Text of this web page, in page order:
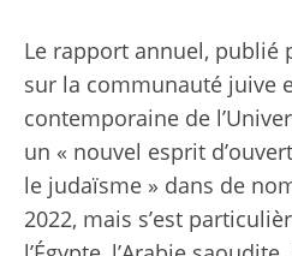
Le rapport annuel, publié
sur la communauté juive
contemporaine de
un « nouvel esprit
le judaïsme » dans de
2022, mais s’est